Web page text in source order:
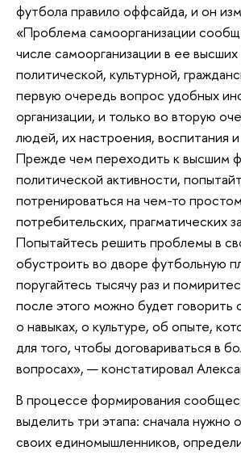
футбола правило оффсайда, и он
«Проблема самоорганизации
числе самоорганизации в ее
политической, культурной,
первую очередь вопрос удобных
организации, и только во вторую
людей, их настроения, воспитания
Прежде чем переходить к высшим
политической активности,
потренироваться на чем-то
потребительских, прагматических
Попытайтесь решить проблемы в
обустроить во дворе футбольную
поругайтесь тысячу раз и
после этого можно будет говорить
о навыках, о культуре, об опыте,
для того, чтобы договариваться в
вопросах», — констатировал
В процессе формирования
выделить три этапа: сначала нужно
своих единомышленников,